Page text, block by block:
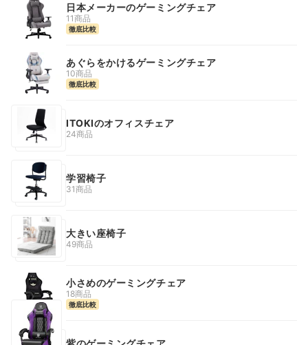
日本メーカーのゲーミングチェア
11商品
徹底比較
あぐらをかけるゲーミングチェア
10商品
徹底比較
ITOKIのオフィスチェア
24商品
学習椅子
31商品
大きい座椅子
49商品
小さめのゲーミングチェア
18商品
徹底比較